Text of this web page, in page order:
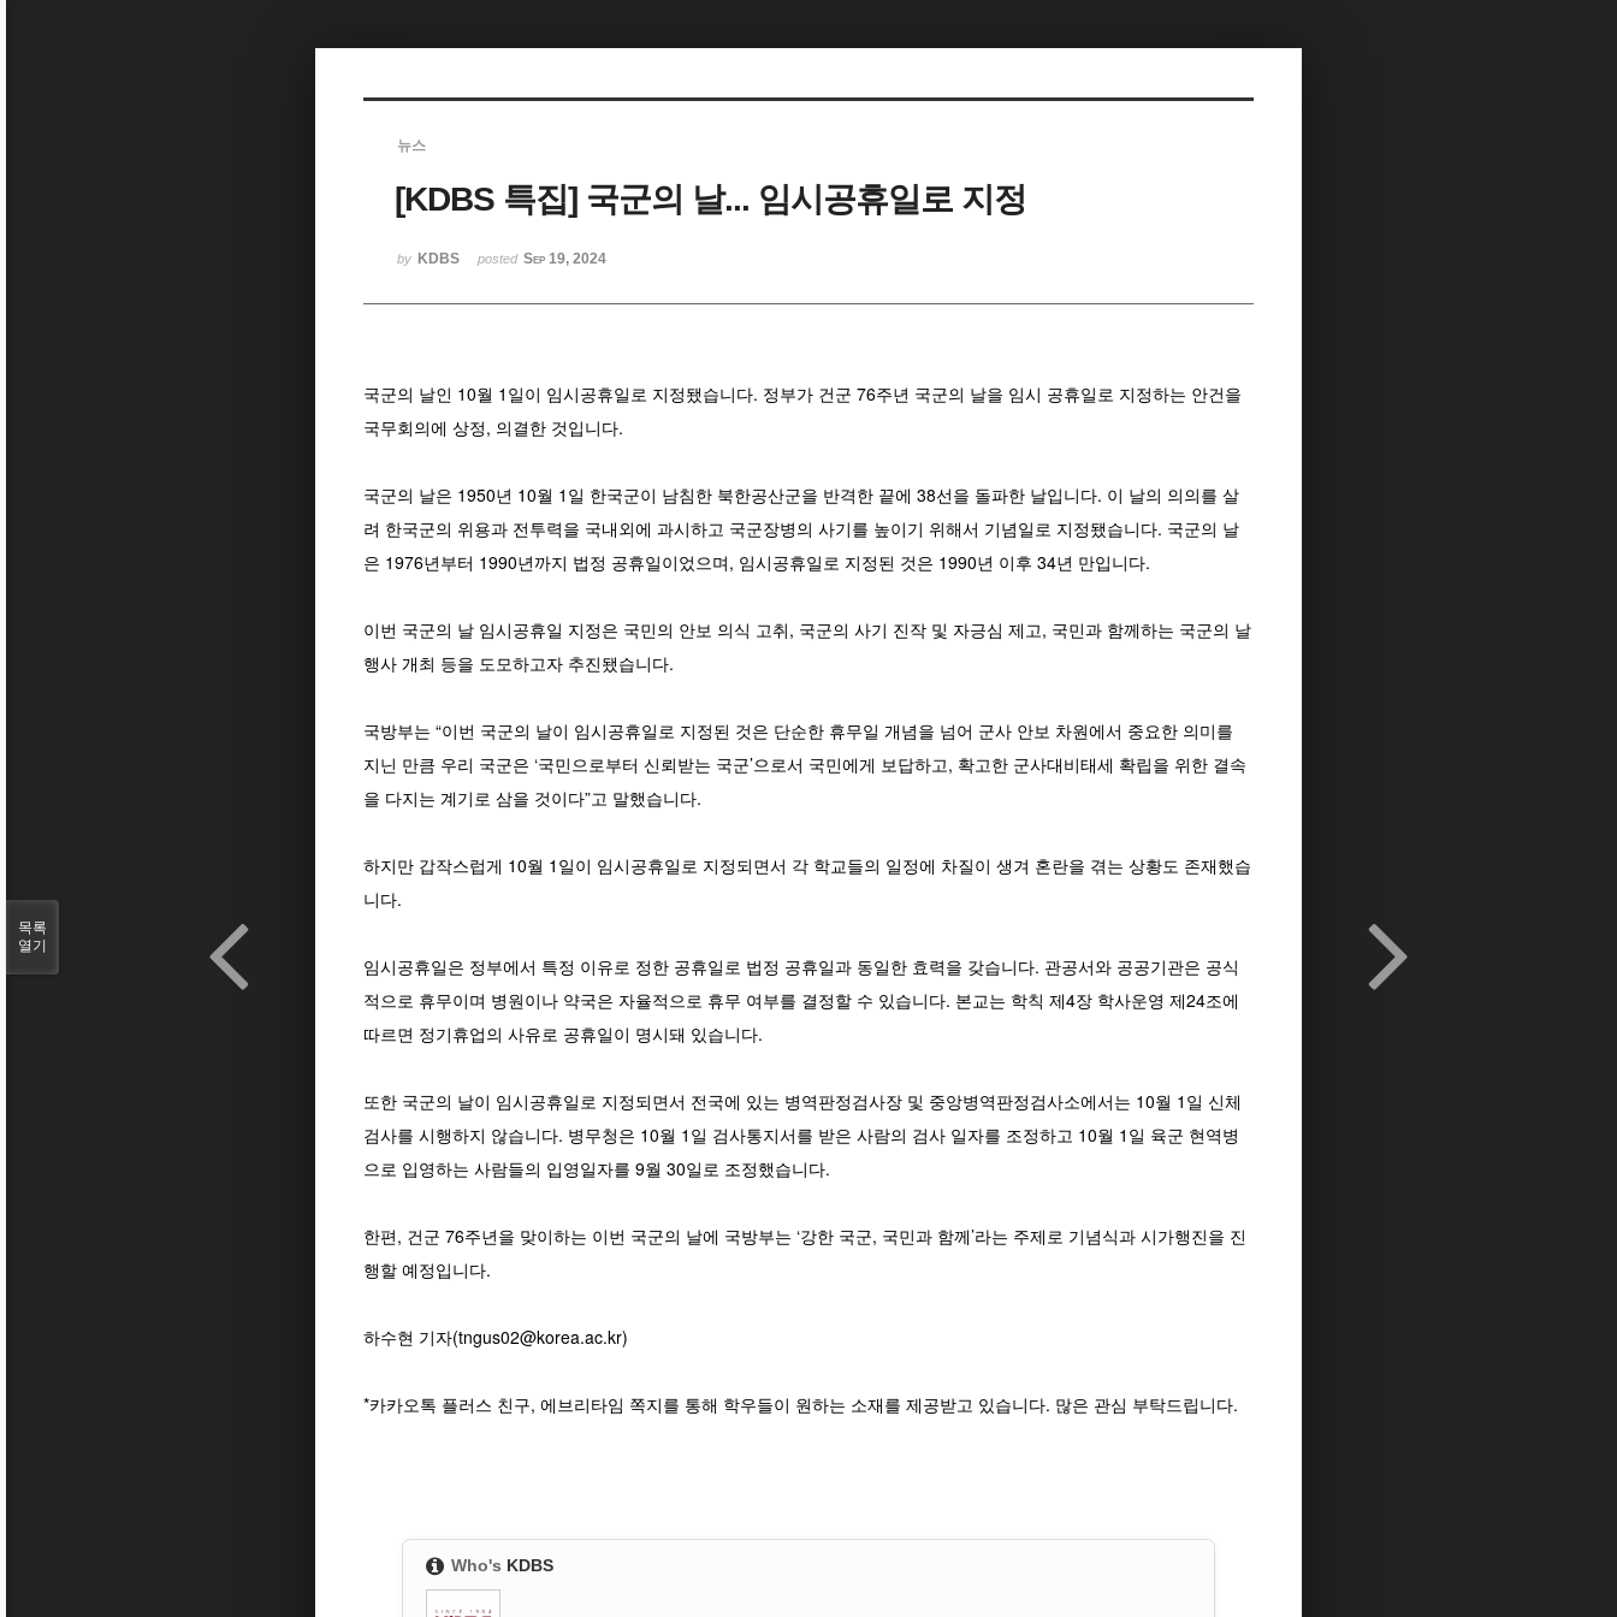
뉴스
[KDBS 특집] 국군의 날... 임시공휴일로 지정
by KDBS posted Sep 19, 2024
국군의 날인 10월 1일이 임시공휴일로 지정됐습니다. 정부가 건군 76주년 국군의 날을 임시 공휴일로 지정하는 안건을
국무회의에 상정, 의결한 것입니다.
국군의 날은 1950년 10월 1일 한국군이 남침한 북한공산군을 반격한 끝에 38선을 돌파한 날입니다. 이 날의 의의를 살
려 한국군의 위용과 전투력을 국내외에 과시하고 국군장병의 사기를 높이기 위해서 기념일로 지정됐습니다. 국군의 날
은 1976년부터 1990년까지 법정 공휴일이었으며, 임시공휴일로 지정된 것은 1990년 이후 34년 만입니다.
이번 국군의 날 임시공휴일 지정은 국민의 안보 의식 고취, 국군의 사기 진작 및 자긍심 제고, 국민과 함께하는 국군의 날
행사 개최 등을 도모하고자 추진됐습니다.
국방부는 “이번 국군의 날이 임시공휴일로 지정된 것은 단순한 휴무일 개념을 넘어 군사 안보 차원에서 중요한 의미를
지닌 만큼 우리 국군은 ‘국민으로부터 신뢰받는 국군’으로서 국민에게 보답하고, 확고한 군사대비태세 확립을 위한 결속
을 다지는 계기로 삼을 것이다”고 말했습니다.
하지만 갑작스럽게 10월 1일이 임시공휴일로 지정되면서 각 학교들의 일정에 차질이 생겨 혼란을 겪는 상황도 존재했습
니다.
임시공휴일은 정부에서 특정 이유로 정한 공휴일로 법정 공휴일과 동일한 효력을 갖습니다. 관공서와 공공기관은 공식
적으로 휴무이며 병원이나 약국은 자율적으로 휴무 여부를 결정할 수 있습니다. 본교는 학칙 제4장 학사운영 제24조에
따르면 정기휴업의 사유로 공휴일이 명시돼 있습니다.
또한 국군의 날이 임시공휴일로 지정되면서 전국에 있는 병역판정검사장 및 중앙병역판정검사소에서는 10월 1일 신체
검사를 시행하지 않습니다. 병무청은 10월 1일 검사통지서를 받은 사람의 검사 일자를 조정하고 10월 1일 육군 현역병
으로 입영하는 사람들의 입영일자를 9월 30일로 조정했습니다.
한편, 건군 76주년을 맞이하는 이번 국군의 날에 국방부는 ‘강한 국군, 국민과 함께’라는 주제로 기념식과 시가행진을 진
행할 예정입니다.
하수현 기자(tngus02@korea.ac.kr)
*카카오톡 플러스 친구, 에브리타임 쪽지를 통해 학우들이 원하는 소재를 제공받고 있습니다. 많은 관심 부탁드립니다.
Who's KDBS
목록
열기
Sketchbook5, 스케치북5
Sketchbook5, 스케치북5